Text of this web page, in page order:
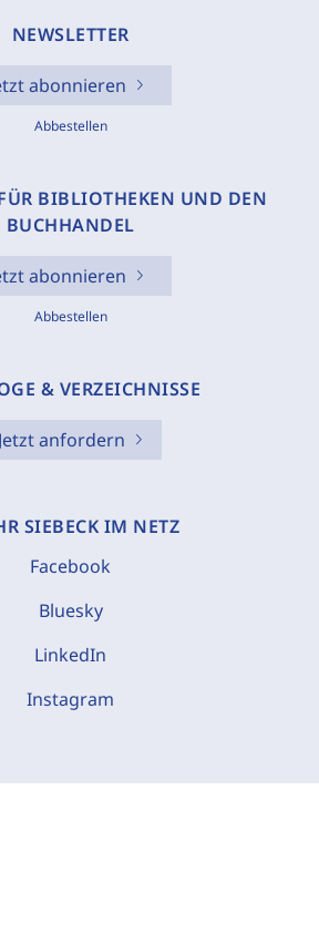
NEWSLETTER
abonnieren
Abbestellen
BIBLIOTHEKEN UND DEN
BUCHHANDEL
abonnieren
Abbestellen
& VERZEICHNISSE
Jetzt anfordern
SIEBECK IM NETZ
Facebook
Bluesky
LinkedIn
Instagram